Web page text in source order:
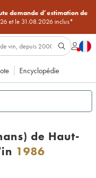
demande d’estimation de
et le 31.08.2026 inclus*
Encyclopédie
de Haut-
1986